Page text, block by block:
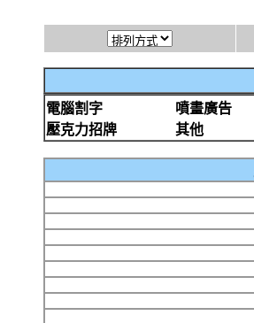
電腦割字
噴畫廣告
壓克力招牌
其他